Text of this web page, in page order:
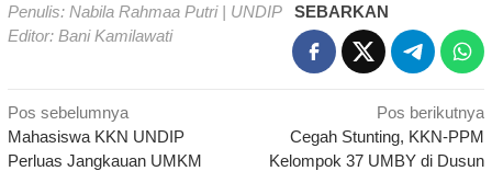
Penulis: Nabila Rahmaa Putri | UNDIP
Editor: Bani Kamilawati
SEBARKAN
Navigasi
pos
Pos sebelumnya
Mahasiswa KKN UNDIP
Perluas Jangkauan UMKM
Pos berikutnya
Cegah Stunting, KKN-PPM
Kelompok 37 UMBY di Dusun